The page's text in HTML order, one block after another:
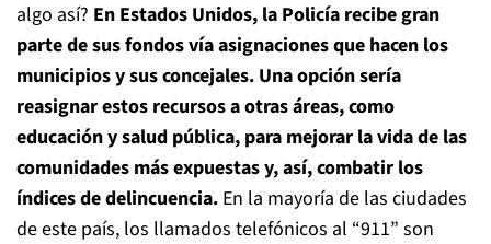
algo así? En Estados Unidos, la Policía recibe gran
parte de sus fondos vía asignaciones que hacen los
municipios y sus concejales. Una opción sería
reasignar estos recursos a otras áreas, como
educación y salud pública, para mejorar la vida de las
comunidades más expuestas y, así, combatir los
índices de delincuencia. En la mayoría de las ciudades
de este país, los llamados telefónicos al “911” son